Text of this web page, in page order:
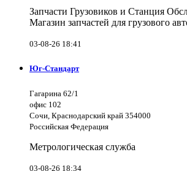
Запчасти Грузовиков и Станция
Магазин запчастей для грузового
03-08-26 18:41
Юг-Стандарт
Гагарина 62/1
офис 102
Сочи, Краснодарский край 354000
Российская Федерация
Метрологическая служба
03-08-26 18:34